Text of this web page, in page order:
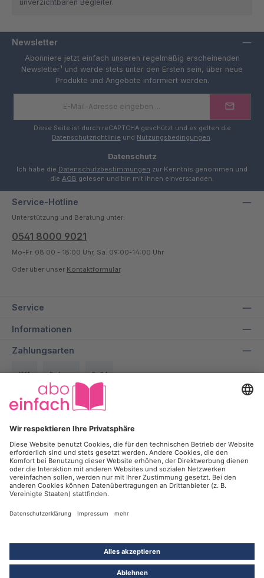
4.71/ 5.00
unverzichtbaren Begleiter.
Newsletter
Abonniere jetzt einfach unseren regelmäßig erscheinenden
Newsletter¹ und werde stets unter den Ersten sein, über neue
Produkte und Angebote informiert werden.
Diese Seite ist durch reCAPTCHA geschützt und es gelten die
Datenschutzrichtlinie und Nutzungsbedingungen.
Datenschutz
Ich habe die Datenschutzbestimmungen zur Kenntnis genommen und
die AGB gelesen und bin mit ihnen einverstanden.
Service-Hotline
Unterstützung und Beratung unter:
0541 8000 9021
Mo-Fr. 08:00 - 18:00 Uhr, Sa. 09:00-14:00 Uhr
Oder über unser Kontaktformular.
Service
Informationen
Zahlungsarten
SEPA Rechnung PayPal
Über uns
Wir bei aboeinfach geben alles dafür, dir ein entspanntes und
50% auf deine Lieblingszeitschrift zu sparen.
Kontakt Kündigung Newsletter Werbesperre Vertrag widerrufen
nicht anders angegeben. ¹Mit der Anmeldung zum Newsletter willigst Du
Mail kontaktieren dürfen. Deine Einwilligung kannst Du jederzeit ohne
Angabe von Gründen gegenüber der intan Holding GmbH & Co. KG,